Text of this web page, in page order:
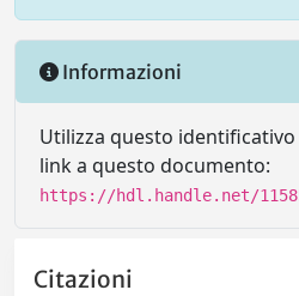
Informazioni
Utilizza questo
link a questo documento:
https://hdl.handle.net/
Citazioni